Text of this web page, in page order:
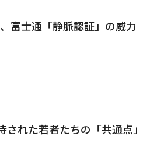
富士通「静脈認証」の威力
れた若者たちの「共通点」